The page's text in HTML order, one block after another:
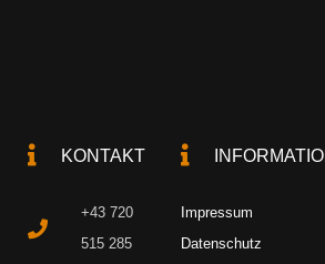
KONTAKT
+43 720
515 285
Impressum
Datenschutz